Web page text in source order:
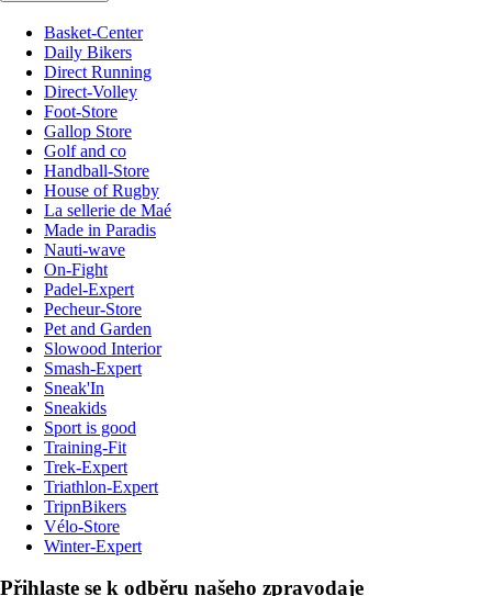
Basket-Center
Daily Bikers
Direct Running
Direct-Volley
Foot-Store
Gallop Store
Golf and co
Handball-Store
House of Rugby
La sellerie de Maé
Made in Paradis
Nauti-wave
On-Fight
Padel-Expert
Pecheur-Store
Pet and Garden
Slowood Interior
Smash-Expert
Sneak'In
Sneakids
Sport is good
Training-Fit
Trek-Expert
Triathlon-Expert
TripnBikers
Vélo-Store
Winter-Expert
Přihlaste se k odběru našeho zpravodaje